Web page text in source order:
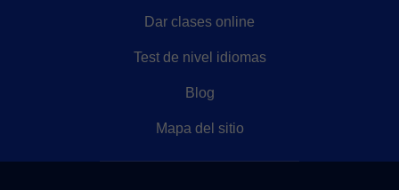
Dar clases online
Test de nivel idiomas
Blog
Mapa del sitio